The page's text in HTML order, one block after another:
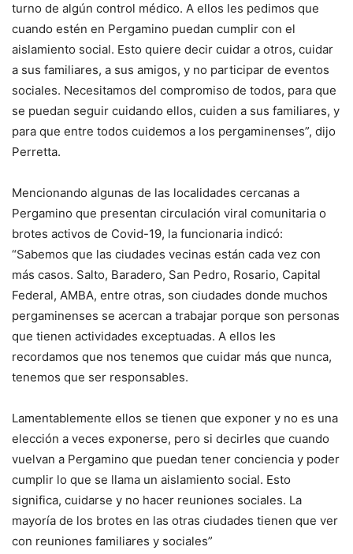
turno de algún control médico. A ellos les pedimos que
cuando estén en Pergamino puedan cumplir con el
aislamiento social. Esto quiere decir cuidar a otros, cuidar
a sus familiares, a sus amigos, y no participar de eventos
sociales. Necesitamos del compromiso de todos, para que
se puedan seguir cuidando ellos, cuiden a sus familiares, y
para que entre todos cuidemos a los pergaminenses”, dijo
Perretta.
Mencionando algunas de las localidades cercanas a
Pergamino que presentan circulación viral comunitaria o
brotes activos de Covid-19, la funcionaria indicó:
“Sabemos que las ciudades vecinas están cada vez con
más casos. Salto, Baradero, San Pedro, Rosario, Capital
Federal, AMBA, entre otras, son ciudades donde muchos
pergaminenses se acercan a trabajar porque son personas
que tienen actividades exceptuadas. A ellos les
recordamos que nos tenemos que cuidar más que nunca,
tenemos que ser responsables.
Lamentablemente ellos se tienen que exponer y no es una
elección a veces exponerse, pero si decirles que cuando
vuelvan a Pergamino que puedan tener conciencia y poder
cumplir lo que se llama un aislamiento social. Esto
significa, cuidarse y no hacer reuniones sociales. La
mayoría de los brotes en las otras ciudades tienen que ver
con reuniones familiares y sociales”